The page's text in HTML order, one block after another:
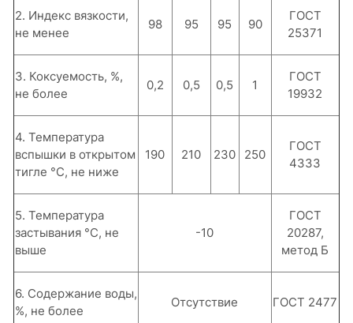
2. Индекс вязкости,
не менее
98 95 95 90
ГОСТ
25371
3. Коксуемость, %,
не более
0,2 0,5 0,5 1
ГОСТ
19932
4. Температура
вспышки в открытом
тигле °С, не ниже
190 210 230 250
ГОСТ
4333
5. Температура
застывания °С, не
выше
-10
ГОСТ
20287,
метод Б
6. Содержание воды,
%, не более
Отсутствие ГОСТ 2477